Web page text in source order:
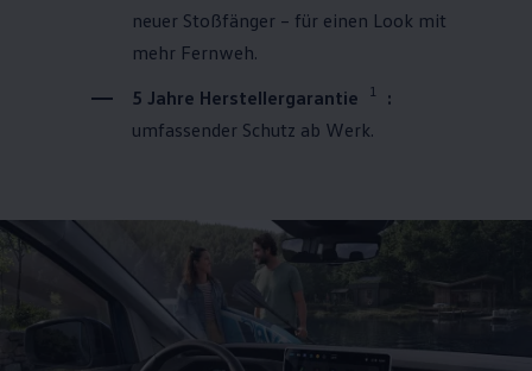
neuer Stoßfänger – für einen Look mit
mehr Fernweh.
5 Jahre Herstellergarantie
1
:
umfassender Schutz ab Werk.